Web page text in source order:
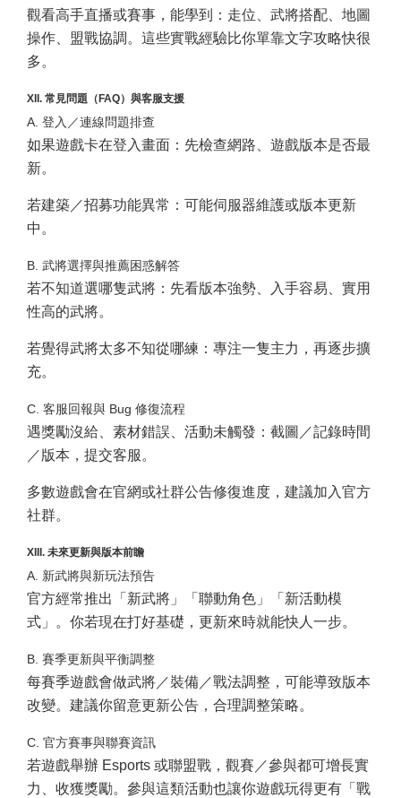
觀看高手直播或賽事，能學到：走位、武將搭配、地圖
操作、盟戰協調。這些實戰經驗比你單靠文字攻略快很
多。
XII. 常見問題（FAQ）與客服支援
A. 登入／連線問題排查
如果遊戲卡在登入畫面：先檢查網路、遊戲版本是否最
新。
若建築／招募功能異常：可能伺服器維護或版本更新
中。
B. 武將選擇與推薦困惑解答
若不知道選哪隻武將：先看版本強勢、入手容易、實用
性高的武將。
若覺得武將太多不知從哪練：專注一隻主力，再逐步擴
充。
C. 客服回報與 Bug 修復流程
遇獎勵沒給、素材錯誤、活動未觸發：截圖／記錄時間
／版本，提交客服。
多數遊戲會在官網或社群公告修復進度，建議加入官方
社群。
XIII. 未來更新與版本前瞻
A. 新武將與新玩法預告
官方經常推出「新武將」「聯動角色」「新活動模
式」。你若現在打好基礎，更新來時就能快人一步。
B. 賽季更新與平衡調整
每賽季遊戲會做武將／裝備／戰法調整，可能導致版本
改變。建議你留意更新公告，合理調整策略。
C. 官方賽事與聯賽資訊
若遊戲舉辦 Esports 或聯盟戰，觀賽／參與都可增長實
力、收獲獎勵。參與這類活動也讓你遊戲玩得更有「戰